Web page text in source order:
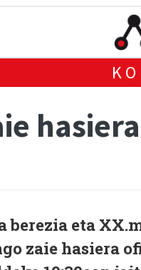
berezia eta
zaie hasiera